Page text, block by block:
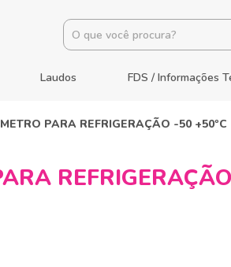
Laudos FDS / Informações
PARA REFRIGERAÇÃO -50 +50ºC